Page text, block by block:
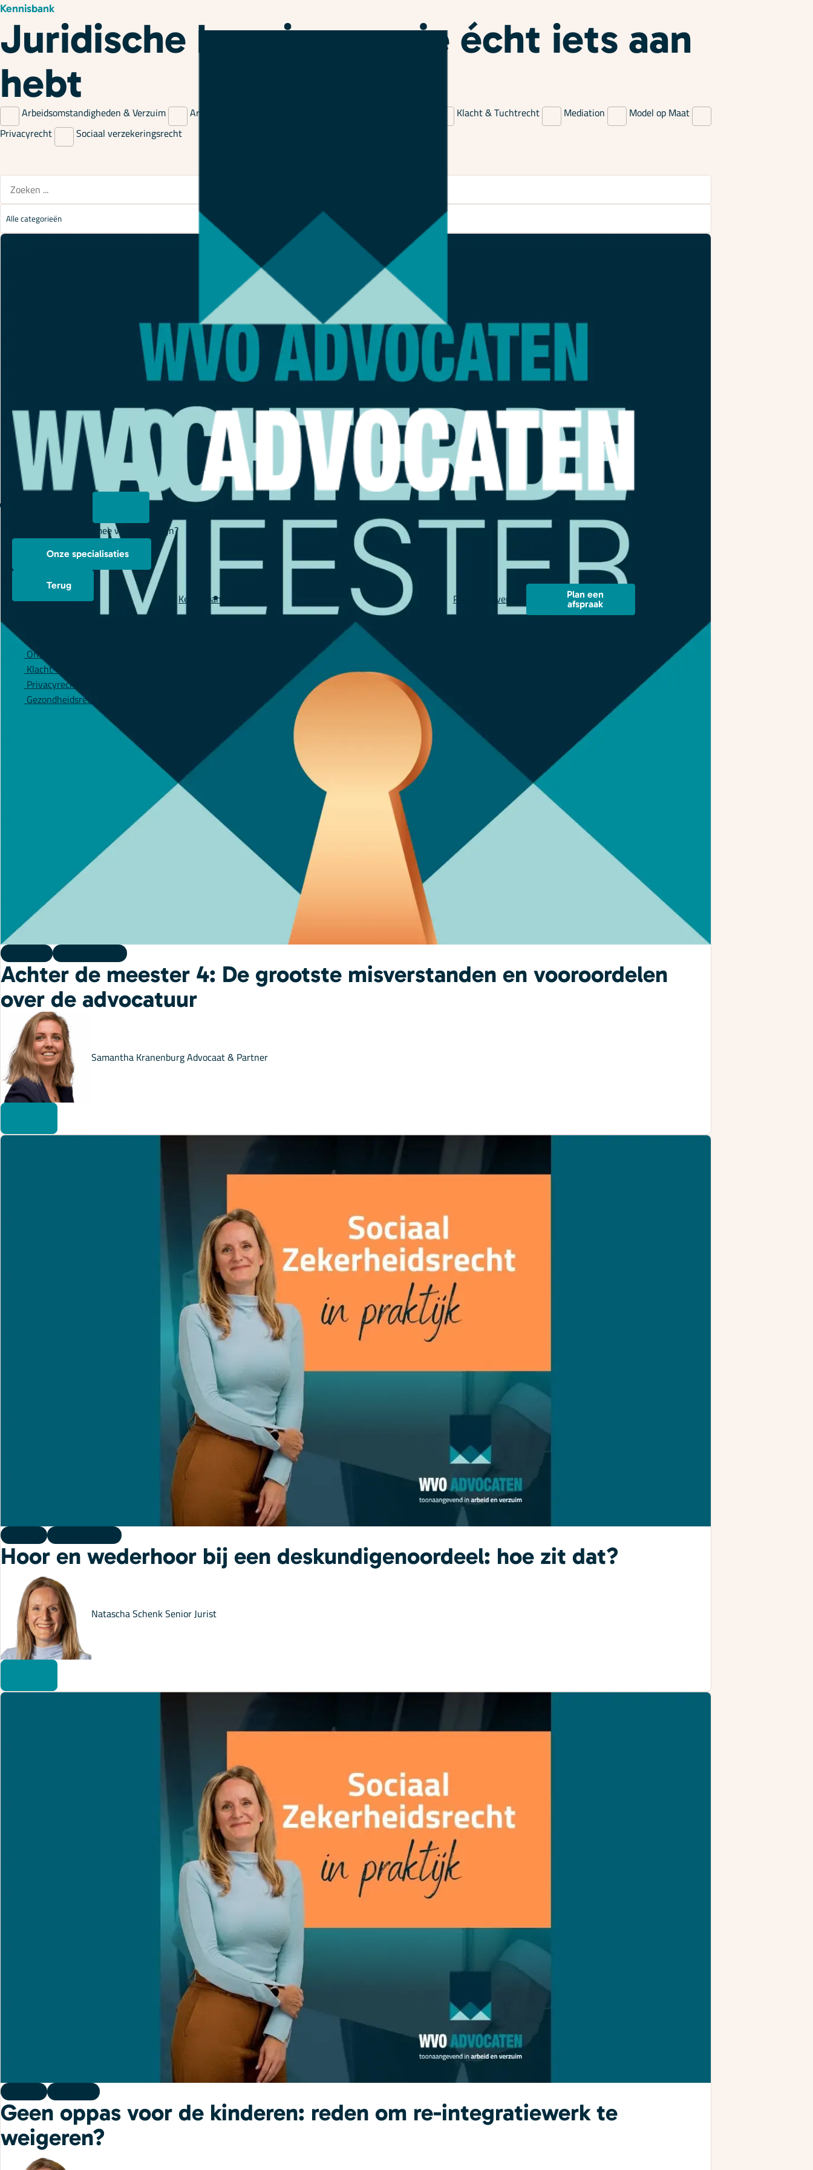
Waar kunnen we je mee van dienst zijn?
Onze specialisaties
Terug
Ondernemingsrecht
Klacht- en tuchtrecht
Privacyrecht
Gezondheidsrecht
Kennisbank Podcasts Over ons
Plan een
afspraak
Kennisbank
Juridische kennis waar je écht iets aan
hebt
Arbeidsomstandigheden & Verzuim Arbeidsrecht Klacht & Tuchtrecht Mediation
Model op Maat
Privacyrecht
Sociaal verzekeringsrecht
Achter de meester 4: De grootste misverstanden en vooroordelen
over de advocatuur
Samantha KranenburgAdvocaat & Partner
Hoor en wederhoor bij een deskundigenoordeel: hoe zit dat?
Natascha SchenkSenior Jurist
Geen oppas voor de kinderen: reden om re-integratiewerk te
weigeren?